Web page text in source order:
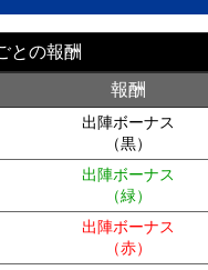
との報酬
報酬
出陣ボーナス
（黒）
出陣ボーナス
（緑）
出陣ボーナス
（赤）